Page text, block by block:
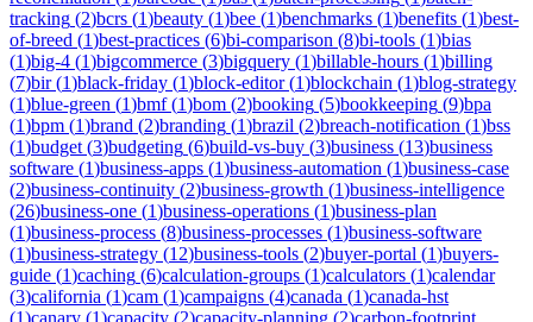
tracking (2)bcrs (1)beauty (1)bee (1)benchmarks (1)benefits (1)best-
of-breed (1)best-practices (6)bi-comparison (8)bi-tools (1)bias
(1)big-4 (1)bigcommerce (3)bigquery (1)billable-hours (1)billing
(7)bir(1)black-friday (1)block-editor(1)blockchain (1)blog-strategy
(1)blue-green (1)bmf(1)bom (2)booking (5)bookkeeping (9)bpa
(1)bpm (1)brand (2)branding (1)brazil (2)breach-notification (1)bss
(1)budget (3)budgeting (6)build-vs-buy (3)business (13)business
software (1)business-apps (1)business-automation (1)business-case
(2)business-continuity (2)business-growth (1)business-intelligence
(26)business-one (1)business-operations (1)business-plan
(1)business-process (8)business-processes (1)business-software
(1)business-strategy (12)business-tools (2)buyer-portal (1)buyers-
guide (1)caching (6)calculation-groups (1)calculators (1)calendar
(3)california (1)cam (1)campaigns (4)canada (1)canada-hst
(1)canary (1)capacity (2)capacity-planning (2)carbon-footprint